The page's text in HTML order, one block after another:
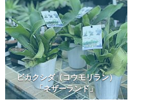
ビカクシダ（コウモリラン）
「ネザーランド」